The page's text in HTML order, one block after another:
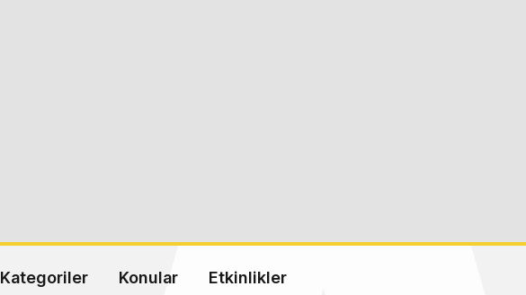
Kategoriler Konular Etkinlikler